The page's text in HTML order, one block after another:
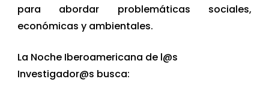
para abordar problemáticas sociales,
económicas y ambientales.
La Noche Iberoamericana de l@s
Investigador@s busca: